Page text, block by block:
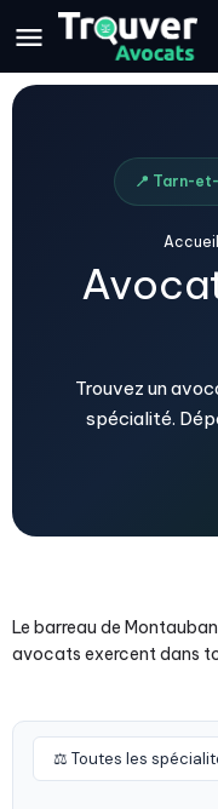
📍 Tarn-
Accueil
Trouvez un
spécialité.
Le barreau de
avocats exercent dans